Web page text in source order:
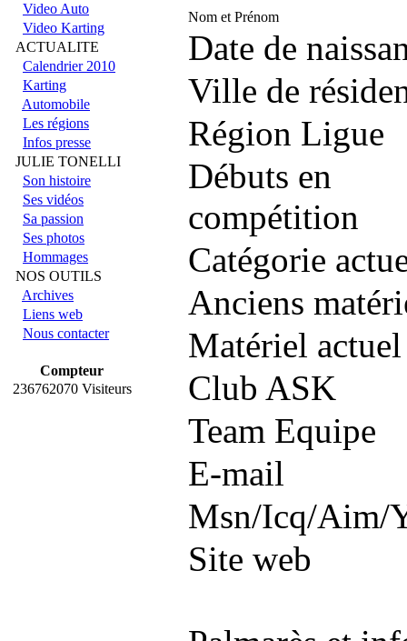
Video Auto
Video Karting
ACTUALITE
Calendrier 2010
Karting
Automobile
Les régions
Infos presse
JULIE TONELLI
Son histoire
Ses vidéos
Sa passion
Ses photos
Hommages
NOS OUTILS
Archives
Liens web
Nous contacter
Compteur
236762070 Visiteurs
Nom et Prénom
Date de
Ville de
Région Ligue
Débuts en
compétition
Catégorie
Anciens
Matériel actuel
Club ASK
Team Equipe
E-mail
Msn/Icq/Aim/
Site web